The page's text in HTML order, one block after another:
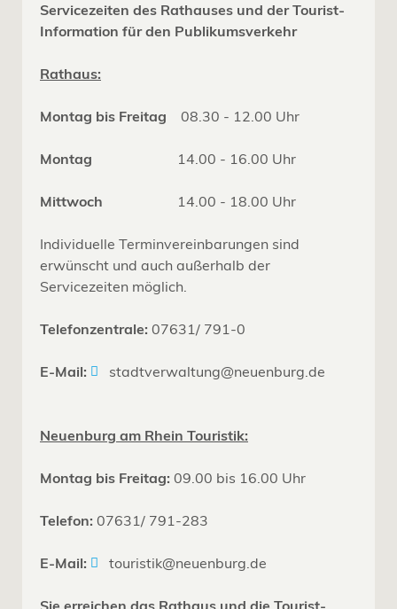
Servicezeiten des Rathauses und der Tourist-
Information für den Publikumsverkehr
Rathaus:
Montag bis Freitag 08.30 - 12.00 Uhr
Montag 14.00 - 16.00 Uhr
Mittwoch 14.00 - 18.00 Uhr
Individuelle Terminvereinbarungen sind
erwünscht und auch außerhalb der
Servicezeiten möglich.
Telefonzentrale: 07631/ 791-0
E-Mail: stadtverwaltung@neuenburg.de
Neuenburg am Rhein Touristik:
Montag bis Freitag: 09.00 bis 16.00 Uhr
Telefon: 07631/ 791-283
E-Mail: touristik@neuenburg.de